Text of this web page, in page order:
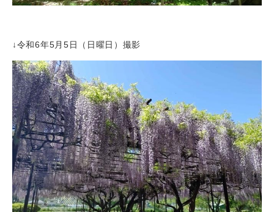
↓令和6年5月5日（日曜日）撮影